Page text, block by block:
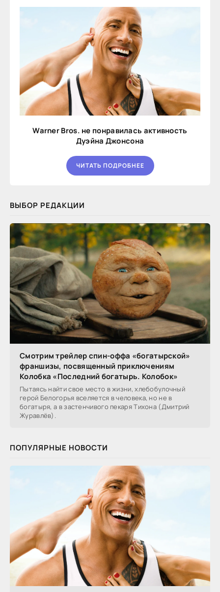
Warner Bros. не понравилась активность
Дуэйна Джонсона
ЧИТАТЬ ПОДРОБНЕЕ
ВЫБОР РЕДАКЦИИ
Смотрим трейлер спин-оффа «богатырской»
франшизы, посвященный приключениям
Колобка «Последний богатырь. Колобок»
Пытаясь найти свое место в жизни, хлебобулочный
герой Белогорья вселяется в человека, но не в
богатыря, а в застенчивого пекаря Тихона (Дмитрий
Журавлёв).
ПОПУЛЯРНЫЕ НОВОСТИ